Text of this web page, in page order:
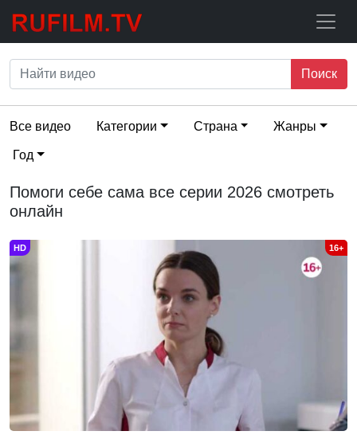
Поиск
Все видео Категории Страна Жанры
Год
Помоги себе сама все серии 2026 смотреть
онлайн
HD 16+